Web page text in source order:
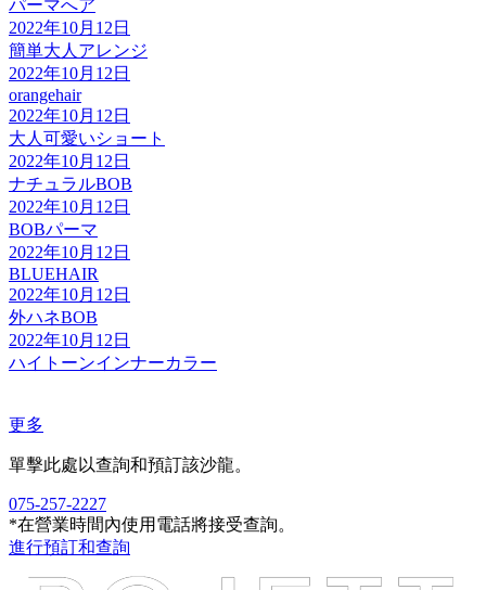
パーマへア
2022年10月12日
簡単大人アレンジ
2022年10月12日
orangehair
2022年10月12日
大人可愛いショート
2022年10月12日
ナチュラルBOB
2022年10月12日
BOBパーマ
2022年10月12日
BLUEHAIR
2022年10月12日
外ハネBOB
2022年10月12日
ハイトーンインナーカラー
更多
單擊此處以查詢和預訂該沙龍。
075-257-2227
*在營業時間內使用電話將接受查詢。
進行預訂和查詢